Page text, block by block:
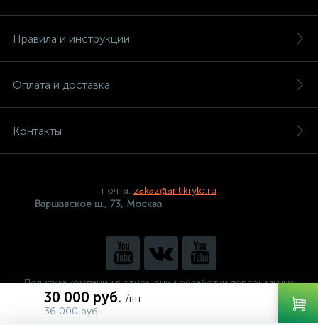
30 000 руб. /шт
36 000 руб.
Правила и инструкции
Оплата и доставка
Контакты
почта: zakaz@antikrylo.ru
Варшавское ш., 73, Москва
Политика компании в отношении обработки персональных